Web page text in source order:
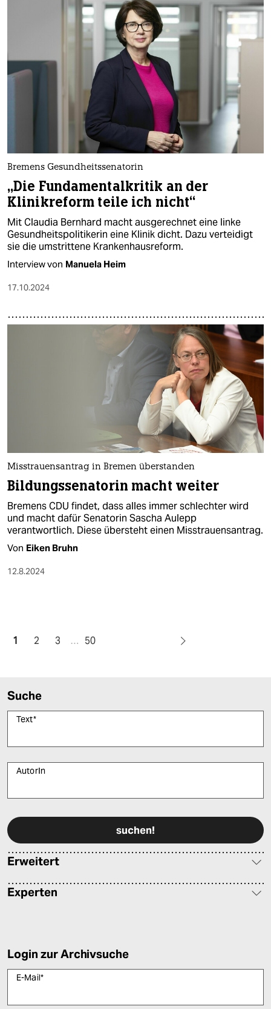
Bremens Gesundheitssenatorin
„Die Fundamentalkritik an der
Klinikreform teile ich nicht“
Mit Claudia Bernhard macht ausgerechnet eine linke
Gesundheitspolitikerin eine Klinik dicht. Dazu verteidigt
sie die umstrittene Krankenhausreform.
Interview von Manuela Heim
17.10.2024
Misstrauensantrag in Bremen überstanden
Bildungssenatorin macht weiter
Bremens CDU findet, dass alles immer schlechter wird
und macht dafür Senatorin Sascha Aulepp
verantwortlich. Diese übersteht einen Misstrauensantrag.
Von Eiken Bruhn
12.8.2024
1 2 3 … 50
Suche
Text*
AutorIn
Erweitert
Experten
Login zur Archivsuche
E-Mail*